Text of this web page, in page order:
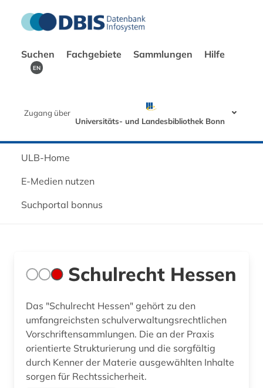
Suchen Fachgebiete Sammlungen Hilfe
EN
Zugang über
Universitäts- und Landesbibliothek Bonn
ULB-Home
E-Medien nutzen
Suchportal bonnus
Schulrecht Hessen
Das "Schulrecht Hessen" gehört zu den
umfangreichsten schulverwaltungsrechtlichen
Vorschriftensammlungen. Die an der Praxis
orientierte Strukturierung und die sorgfältig
durch Kenner der Materie ausgewählten Inhalte
sorgen für Rechtssicherheit.